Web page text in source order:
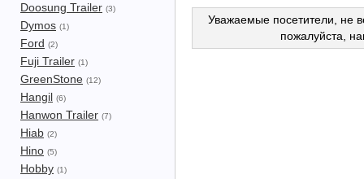
Doosung Trailer (3)
Dymos (1)
Ford (2)
Fuji Trailer (1)
GreenStone (12)
Hangil (6)
Hanwon Trailer (7)
Hiab (2)
Hino (5)
Hobby (1)
Уважаемые посетители, не
пожалуйста,